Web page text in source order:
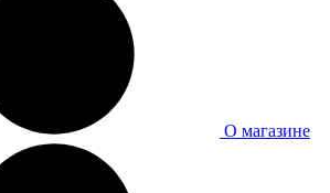
О магазине